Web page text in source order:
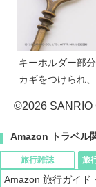
キーホルダー部
カギをつけられ
©2026 SANRIO
Amazon トラベル
旅行雑誌 旅
Amazon 旅行ガイド